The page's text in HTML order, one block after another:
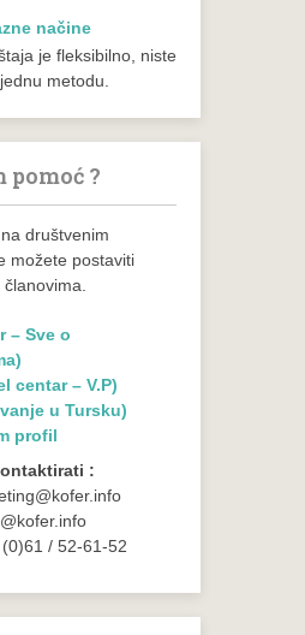
načine
je fleksibilno, niste
metodu.
pomoć ?
društvenim
možete postaviti
– Sve o
centar – V.P)
u Tursku)
profil
:
/ 52-61-52